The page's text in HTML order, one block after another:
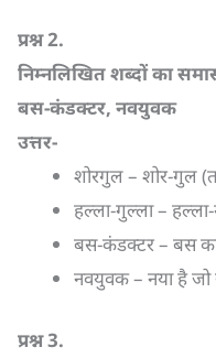
प्रश्न2.
निम्नलिखित शब्दों का
बस-कंडक्टर, नवयुवक
उत्तर-
शोरगुल – शोर-गुल
हल्ला-गुल्ला – हल्ला-
बस-कंडक्टर – बस
नवयुवक – नया है जो
प्रश्न3.